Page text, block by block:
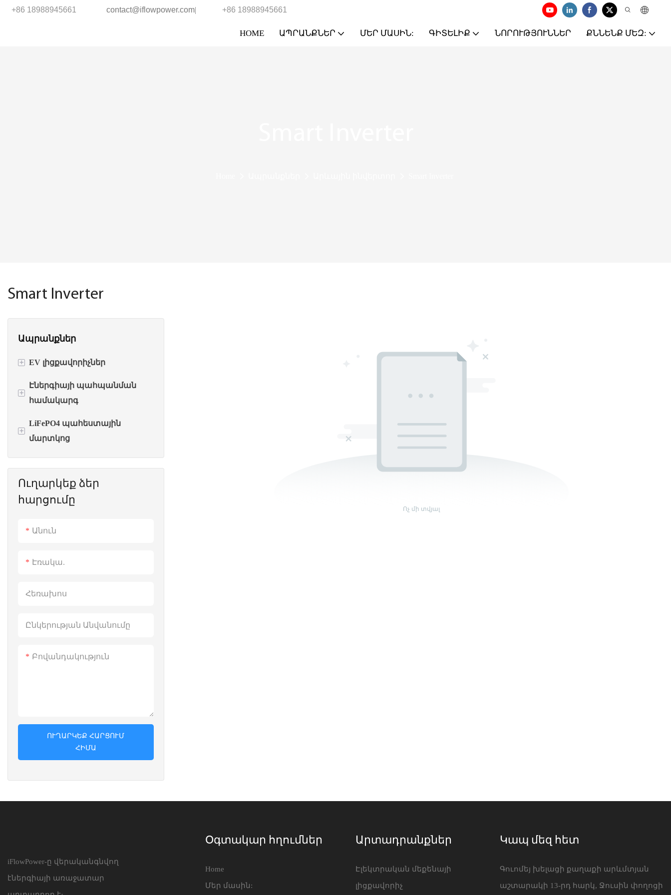
+86 18988945661 contact@iflowpower.com| +86 18988945661
HOME ԱՊՐԱՆՔՆԵՐ ՄԵՐ ՄԱՍԻՆ: ԳԻՏԵԼԻՔ ՆՈՐՈՒԹՅՈՒՆՆԵՐ ՔՆՆԵՆՔ ՄԵԶ:
Smart Inverter
Ապրանքներ
+ EV լիցքավորիչներ
AC EV լիցքավորիչներ
+
Էներգիայի պահպանման
համակարգ
Inverter+Battery All-in-one
Էներգիայի պահպանման
մարտկոց
Արդյունաբերական &
+
LiFePO4 պահեստային
մարտկոց
մարտկոց
ESS արևային էներգիայի
Ուղարկեք ձեր
հարցումը
Անուն
Էռակա.
Հեռախոս
Ընկերության Անվանումը
Բովանդակություն
ՈՒՂԱՐԿԵՔ ՀԱՐՑՈՒՄ
ՀԻՄԱ
Ոչ մի տվյալ
iFlowPower-ը վերականգնվող
էներգիայի առաջատար
Օգտակար հղումներ
Home
Մեր մասին:
Արտադրանքներ
Էլեկտրական մեքենայի
լիցքավորիչ
Կապ մեզ հետ
Գուոմեյ խելացի քաղաքի արևմտյան
աշտարակի 13-րդ հարկ, Ջուսին փողոցի